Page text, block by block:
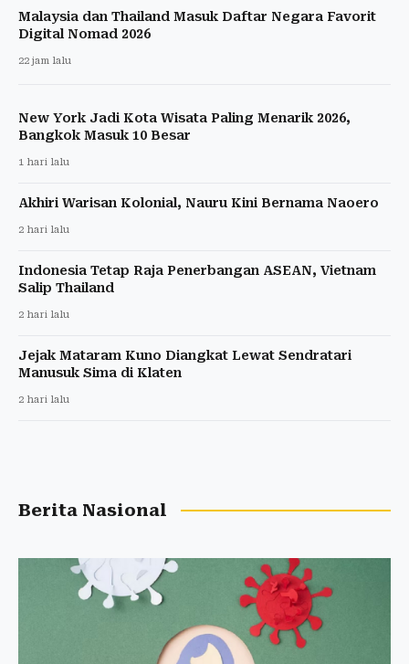
Malaysia dan Thailand Masuk Daftar Negara Favorit
Digital Nomad 2026
22 jam lalu
New York Jadi Kota Wisata Paling Menarik 2026,
Bangkok Masuk 10 Besar
1 hari lalu
Akhiri Warisan Kolonial, Nauru Kini Bernama Naoero
2 hari lalu
Indonesia Tetap Raja Penerbangan ASEAN, Vietnam
Salip Thailand
2 hari lalu
Jejak Mataram Kuno Diangkat Lewat Sendratari
Manusuk Sima di Klaten
2 hari lalu
Berita Nasional